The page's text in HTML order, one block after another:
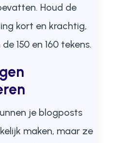
Houd de
kort en krachtig,
150 en 160 tekens.
je blogposts
maken, maar ze